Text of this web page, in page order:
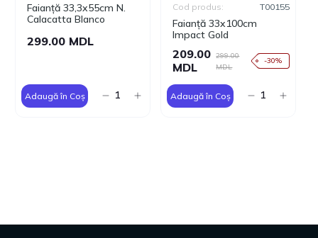
Faianță 33,3x55cm N.
Calacatta Blanco
299.00 MDL
Adaugă în Coș
Faianță 33x100cm
Impact Gold
Cod produs: T00155
209.00
MDL
299.00
MDL
-30%
Adaugă în Coș